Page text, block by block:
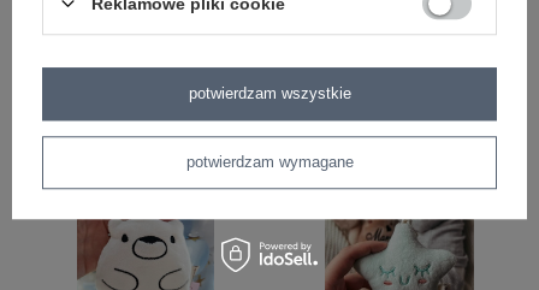
22,99 zł 22,99 zł
potwierdzam wymagane
potwierdzam wszystkie